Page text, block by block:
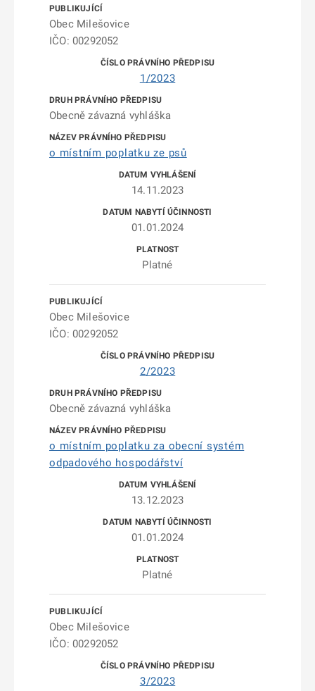
Obec Milešovice
IČO: 00292052
1/2023
Obecně závazná vyhláška
o místním poplatku ze psů
14.11.2023
01.01.2024
Platné
Obec Milešovice
IČO: 00292052
2/2023
Obecně závazná vyhláška
o místním poplatku za obecní systém
odpadového hospodářství
13.12.2023
01.01.2024
Platné
Obec Milešovice
IČO: 00292052
3/2023